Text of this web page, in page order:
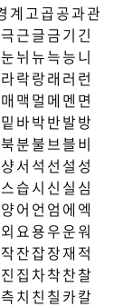
계 고곱공과관
극근글금기 긴
눈뉘뉴늑능니
라락랑래 러 런
매 맥 멀 메 멘 면
밑 바박반발방
북분불브블비
샹서 석 선 설 성
스습시 신 실 심
양어 언 엄 에 엑
외 요용우운워
작잔잡장재 적
진 집 차착찬찰
측치 친 칠 카칼